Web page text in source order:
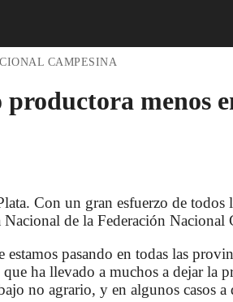
CAMPESINA
menos
Con un gran esfuerzo de todos
de la Federación Nacional
pasando en todas las
ha llevado a muchos a dejar la
no agrario, y en algunos casos a